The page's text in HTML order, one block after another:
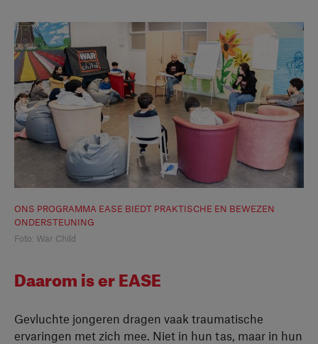
ONS PROGRAMMA EASE BIEDT PRAKTISCHE EN BEWEZEN
ONDERSTEUNING
Foto: War Child
Daarom is er EASE
Gevluchte jongeren dragen vaak traumatische
ervaringen met zich mee. Niet in hun tas, maar in hun